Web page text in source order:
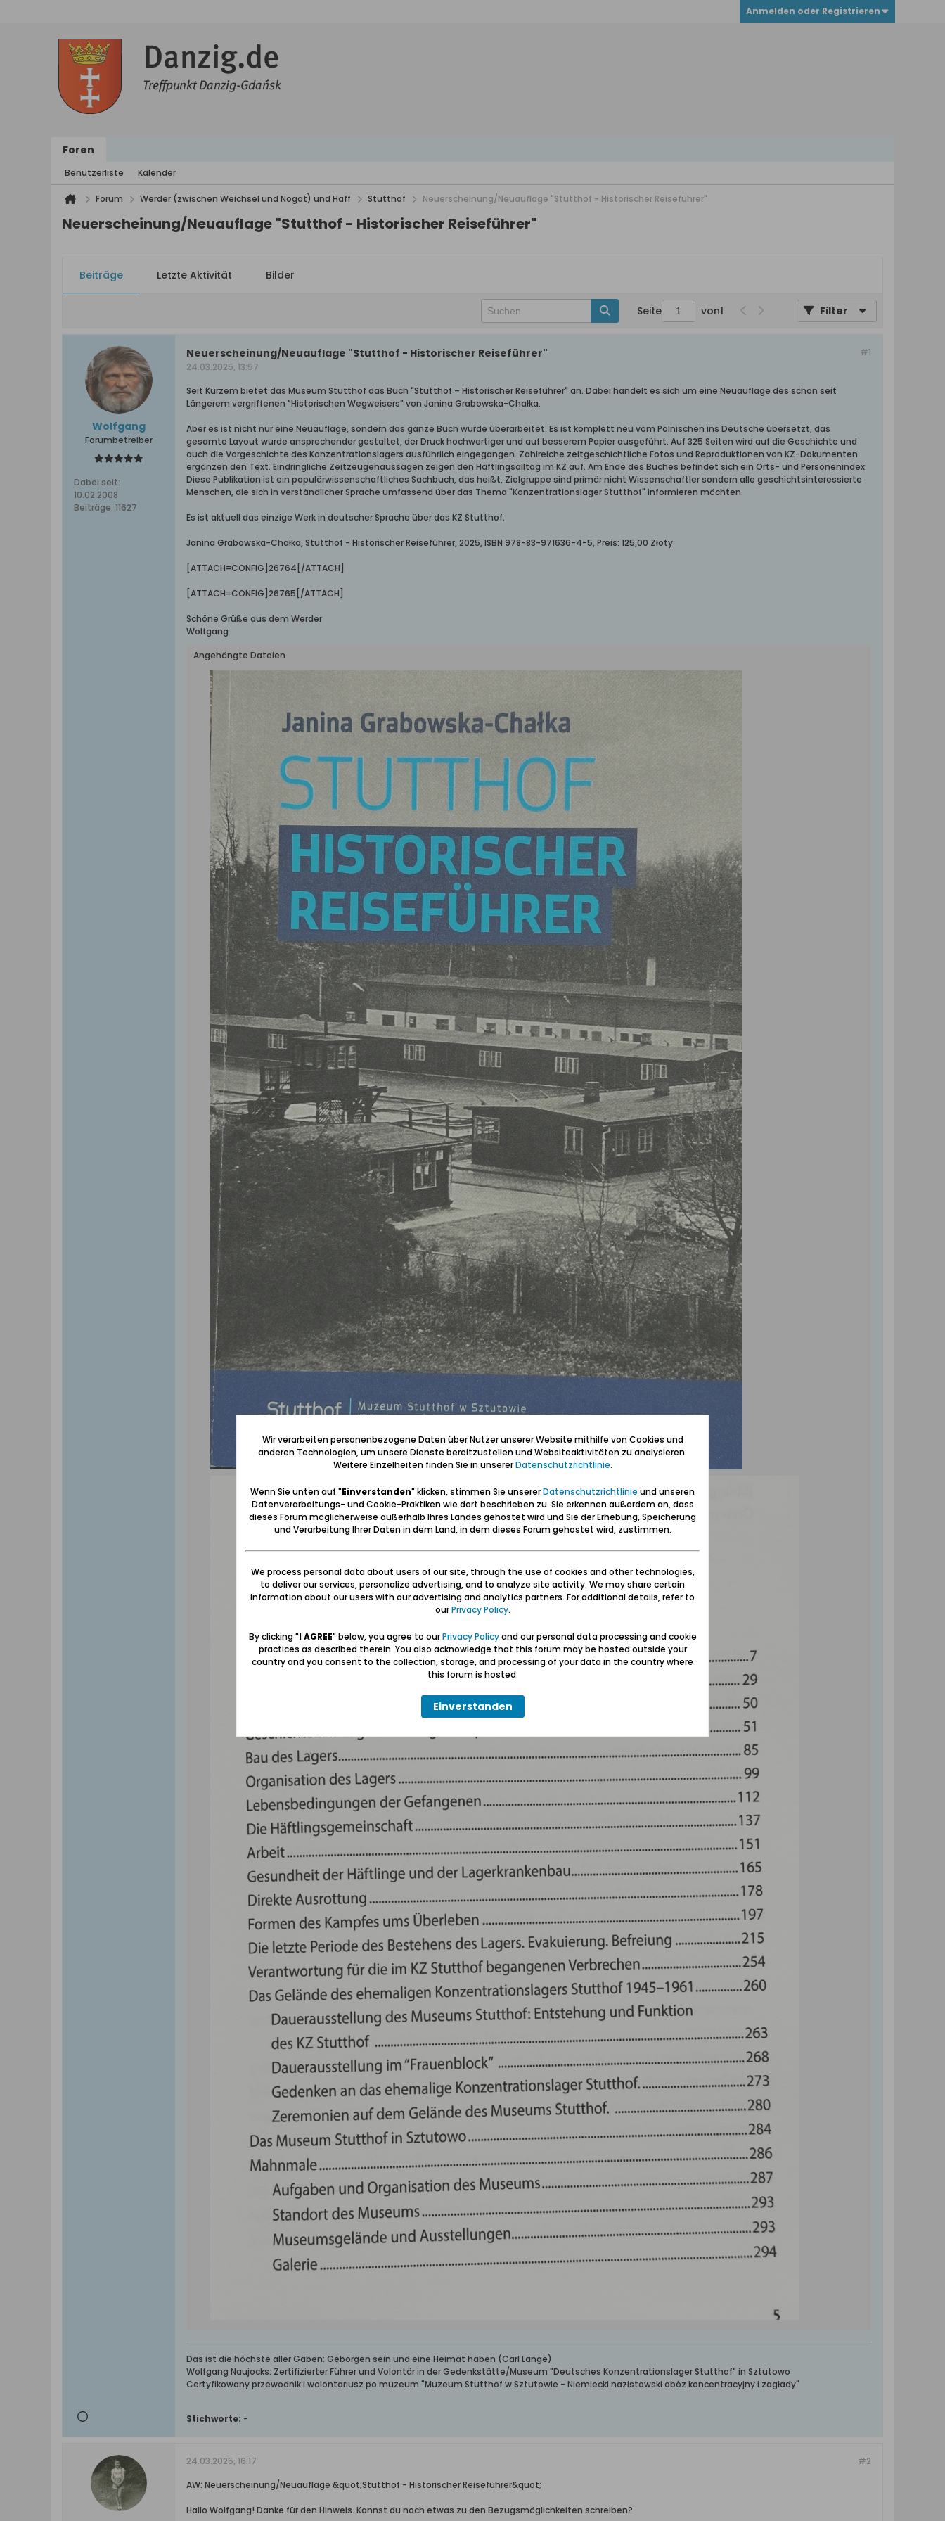
Anmelden oder Registrieren
Foren
Benutzerliste Kalender
Forum Werder (zwischen Weichsel und Nogat) und Haff Stutthof Neuerscheinung/Neuauflage "Stutthof - Historischer Reiseführer"
Neuerscheinung/Neuauflage "Stutthof - Historischer Reiseführer"
Beiträge Letzte Aktivität Bilder
Seite von1 Filter
Wolfgang
Forumbetreiber
Dabei seit:
10.02.2008
Beiträge: 11627
#1
Neuerscheinung/Neuauflage "Stutthof - Historischer Reiseführer"
24.03.2025, 13:57
Seit Kurzem bietet das Museum Stutthof das Buch "Stutthof – Historischer Reiseführer" an. Dabei handelt es sich um eine Neuauflage des schon seit
Längerem vergriffenen "Historischen Wegweisers" von Janina Grabowska-Chałka.
Aber es ist nicht nur eine Neuauflage, sondern das ganze Buch wurde überarbeitet. Es ist komplett neu vom Polnischen ins Deutsche übersetzt, das
gesamte Layout wurde ansprechender gestaltet, der Druck hochwertiger und auf besserem Papier ausgeführt. Auf 325 Seiten wird auf die Geschichte und
auch die Vorgeschichte des Konzentrationslagers ausführlich eingegangen. Zahlreiche zeitgeschichtliche Fotos und Reproduktionen von KZ-Dokumenten
ergänzen den Text. Eindringliche Zeitzeugenaussagen zeigen den Häftlingsalltag im KZ auf. Am Ende des Buches befindet sich ein Orts- und Personenindex.
Diese Publikation ist ein populärwissenschaftliches Sachbuch, das heißt, Zielgruppe sind primär nicht Wissenschaftler sondern alle geschichtsinteressierte
Menschen, die sich in verständlicher Sprache umfassend über das Thema "Konzentrationslager Stutthof" informieren möchten.
Es ist aktuell das einzige Werk in deutscher Sprache über das KZ Stutthof.
Janina Grabowska-Chałka, Stutthof - Historischer Reiseführer, 2025, ISBN 978-83-971636-4-5, Preis: 125,00 Złoty
[ATTACH=CONFIG]26764[/ATTACH]
[ATTACH=CONFIG]26765[/ATTACH]
Schöne Grüße aus dem Werder
Wolfgang
Angehängte Dateien
Das ist die höchste aller Gaben: Geborgen sein und eine Heimat haben (Carl Lange)
Wolfgang Naujocks: Zertifizierter Führer und Volontär in der Gedenkstätte/Museum "Deutsches Konzentrationslager Stutthof" in Sztutowo
Certyfikowany przewodnik i wolontariusz po muzeum "Muzeum Stutthof w Sztutowie - Niemiecki nazistowski obóz koncentracyjny i zagłady"
Stichworte: -
#2
24.03.2025, 16:17
AW: Neuerscheinung/Neuauflage &quot;Stutthof - Historischer Reiseführer&quot;
Hallo Wolfgang! Danke für den Hinweis. Kannst du noch etwas zu den Bezugsmöglichkeiten schreiben?
Wir verarbeiten personenbezogene Daten über Nutzer unserer Website mithilfe von Cookies und
anderen Technologien, um unsere Dienste bereitzustellen und Websiteaktivitäten zu analysieren.
Weitere Einzelheiten finden Sie in unsererDatenschutzrichtlinie.
Wenn Sie unten auf "Einverstanden" klicken, stimmen Sie unsererDatenschutzrichtlinie und unseren
Datenverarbeitungs- und Cookie-Praktiken wie dort beschrieben zu. Sie erkennen außerdem an, dass
dieses Forum möglicherweise außerhalb Ihres Landes gehostet wird und Sie der Erhebung, Speicherung
und Verarbeitung Ihrer Daten in dem Land, in dem dieses Forum gehostet wird, zustimmen.
We process personal data about users of our site, through the use of cookies and other technologies,
to deliver our services, personalize advertising, and to analyze site activity. We may share certain
information about our users with our advertising and analytics partners. For additional details, refer to
ourPrivacy Policy.
By clicking "I AGREE" below, you agree to ourPrivacy Policyand our personal data processing and cookie
practices as described therein. You also acknowledge that this forum may be hosted outside your
country and you consent to the collection, storage, and processing of your data in the country where
this forum is hosted.
Einverstanden